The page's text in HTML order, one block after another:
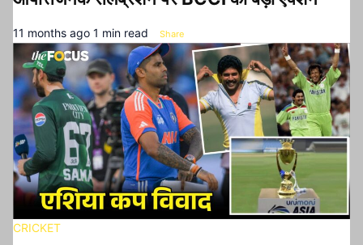
11 months ago 1 min read Share
CRICKET